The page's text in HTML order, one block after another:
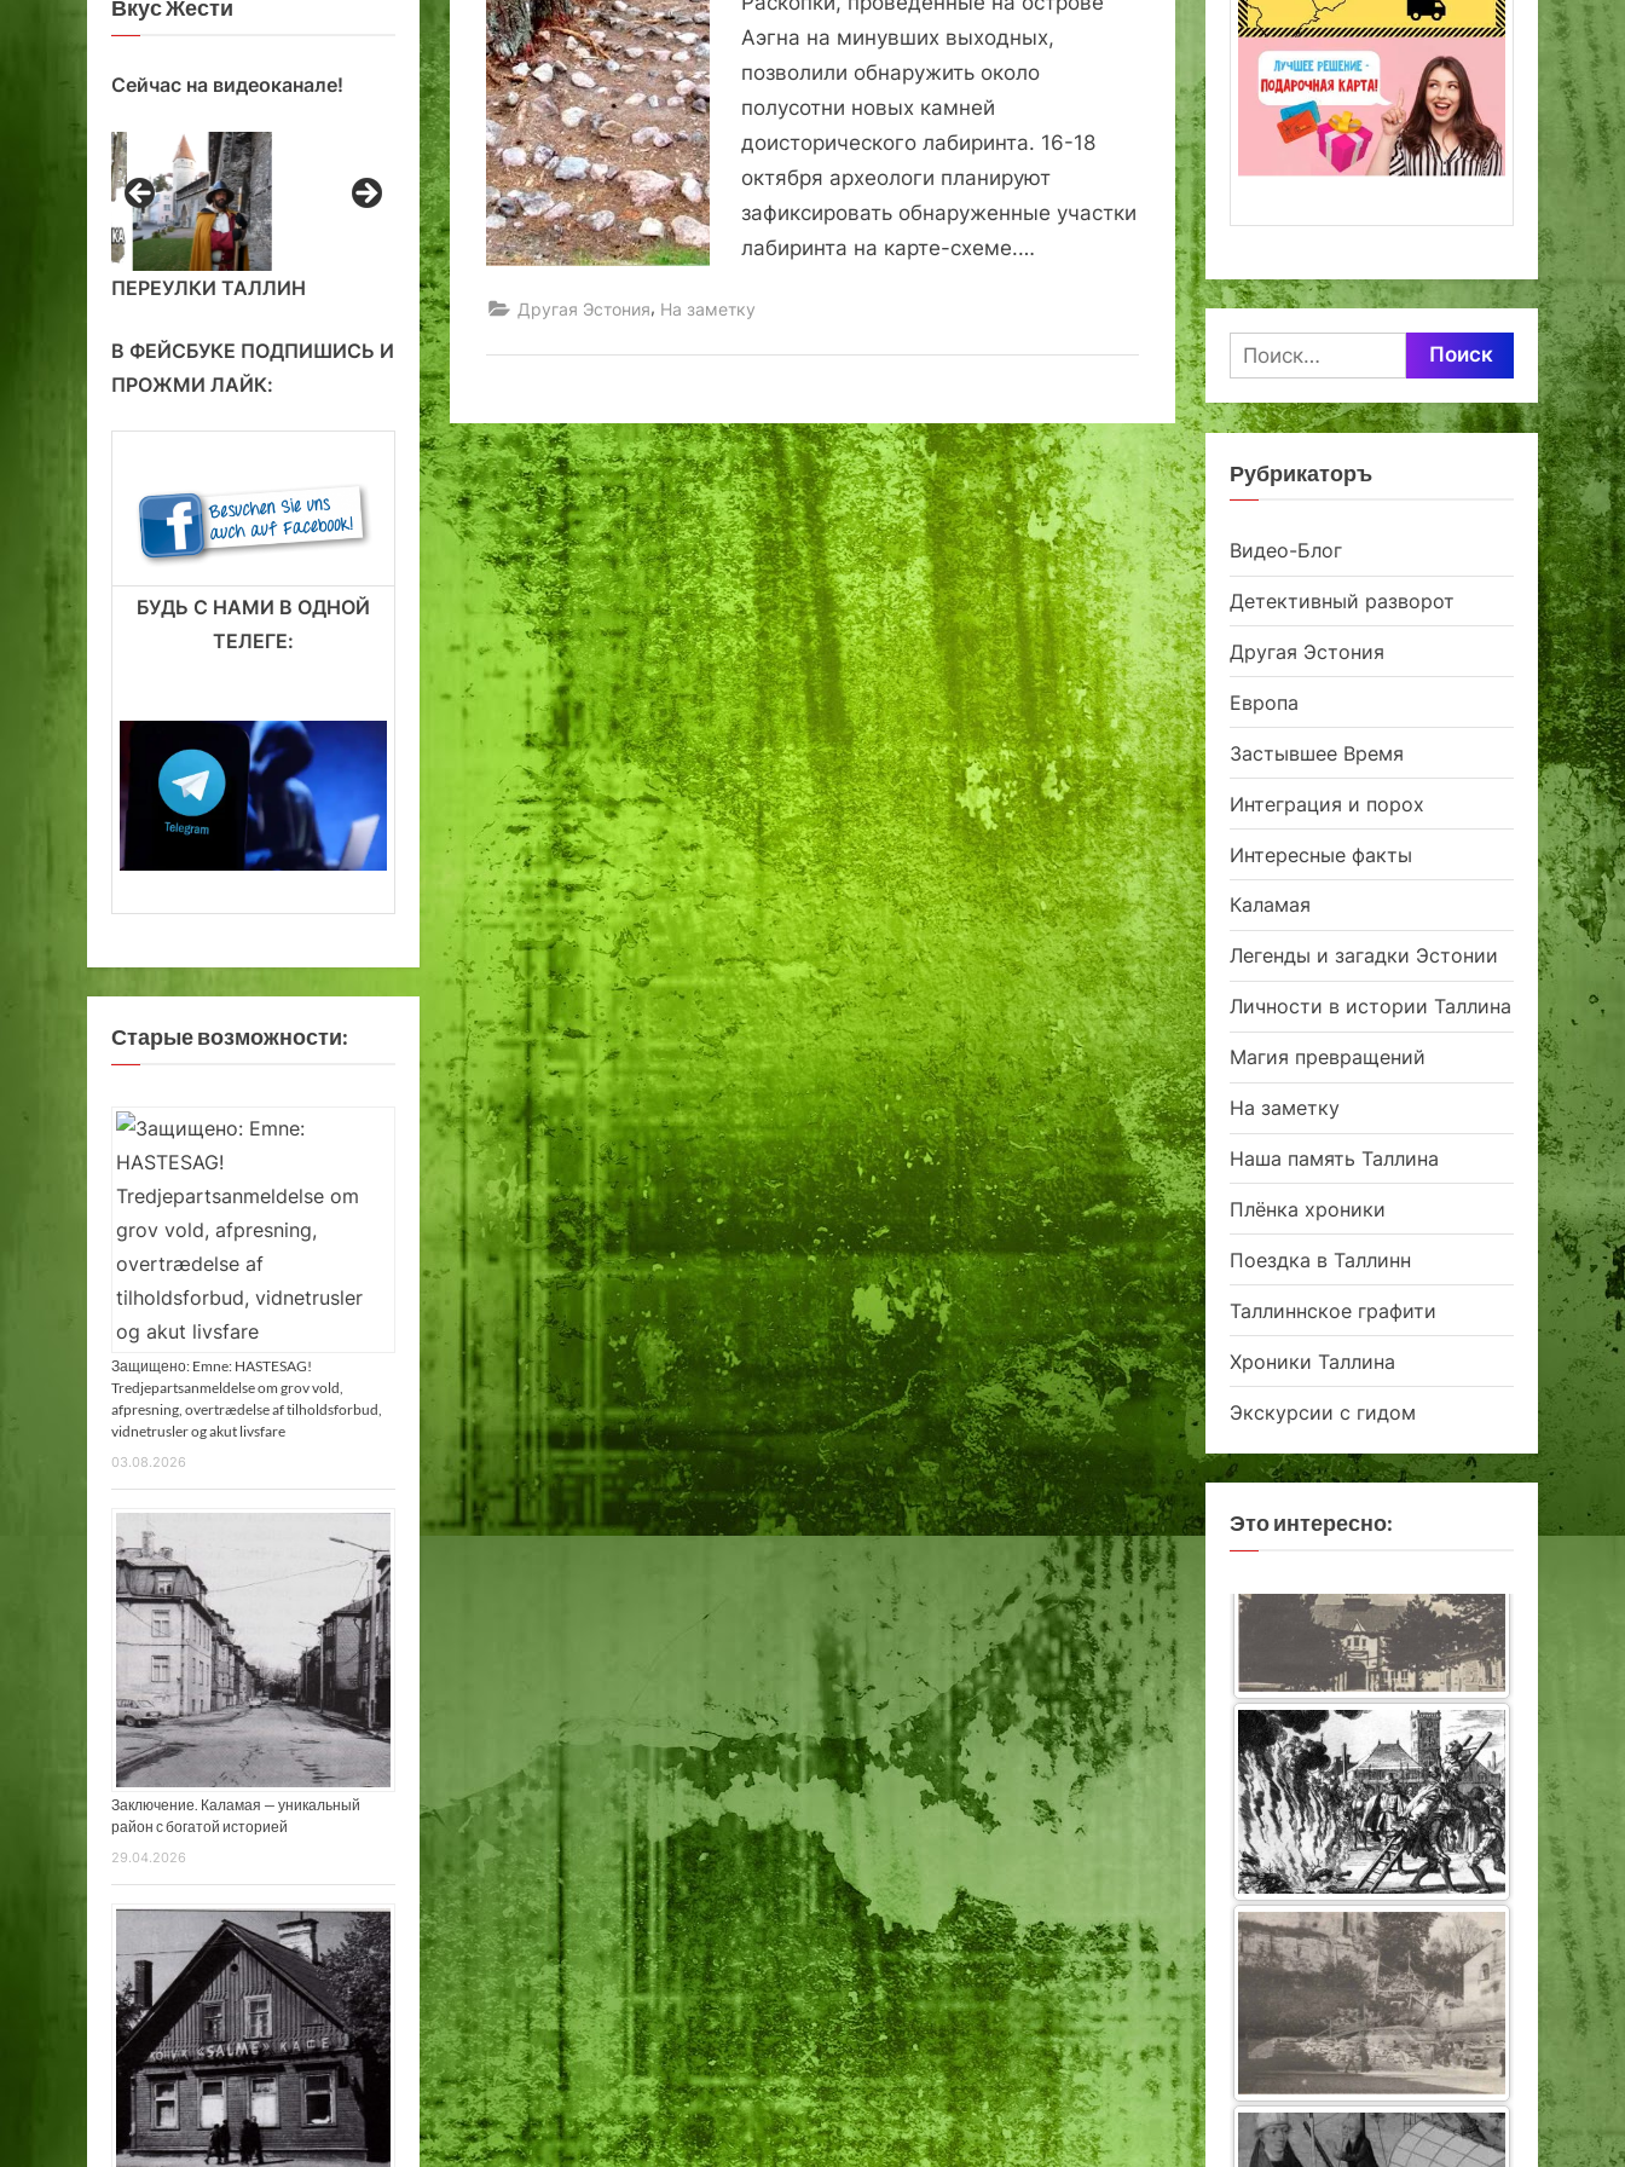
ожиданий
Аэгна на минувших выходных,
позволили обнаружить около
полусотни новых камней
доисторического лабиринта. 16-18
октября археологи планируют
зафиксировать обнаруженные участки
лабиринта на карте-схеме.…
Другая Эстония, На заметку
Вкус Жести
Сейчас на видеоканале!
ПЕРЕУЛКИ ТАЛЛИН
В ФЕЙСБУКЕ ПОДПИШИСЬ И
ПРОЖМИ ЛАЙК:
БУДЬ С НАМИ В ОДНОЙ
ТЕЛЕГЕ:
Старые возможности:
Защищено: Emne: HASTESAG!
Tredjepartsanmeldelse om grov vold,
afpresning, overtrædelse af tilholdsforbud,
vidnetrusler og akut livsfare
03.08.2026
Заключение. Каламая — уникальный
район с богатой историей
29.04.2026
Найти:
Рубрикаторъ
Видео-Блог
Детективный разворот
Другая Эстония
Европа
Застывшее Время
Интеграция и порох
Интересные факты
Каламая
Легенды и загадки Эстонии
Личности в истории Таллина
Магия превращений
На заметку
Наша память Таллина
Плёнка хроники
Поездка в Таллинн
Таллиннское графити
Хроники Таллина
Экскурсии с гидом
Это интересно: